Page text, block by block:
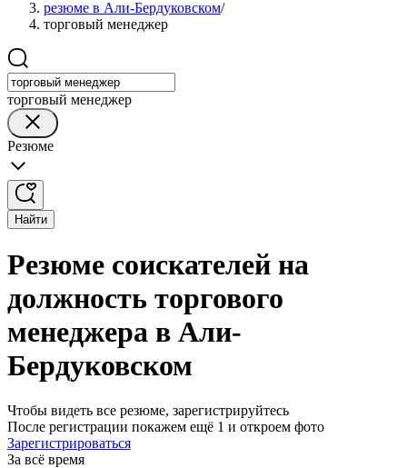
резюме в Али-Бердуковском/
торговый менеджер
торговый менеджер
Резюме
Найти
Резюме соискателей на
должность торгового
менеджера в Али-
Бердуковском
Чтобы видеть все резюме, зарегистрируйтесь
После регистрации покажем ещё 1 и откроем фото
Зарегистрироваться
За всё время